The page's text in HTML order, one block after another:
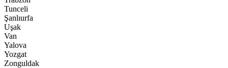
Tunceli
Şanlıurfa
Uşak
Van
Yalova
Yozgat
Zonguldak